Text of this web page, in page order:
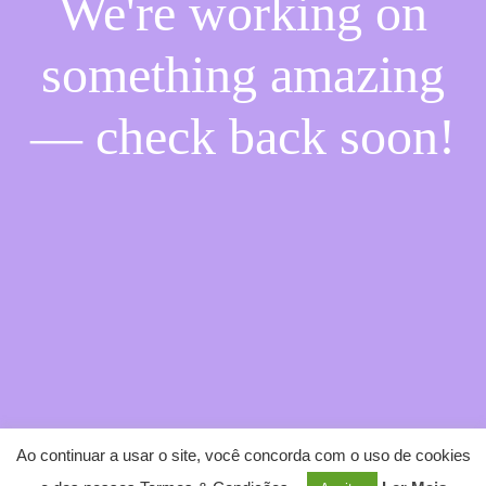
We're working on
something amazing
— check back soon!
Ao continuar a usar o site, você concorda com o uso de cookies